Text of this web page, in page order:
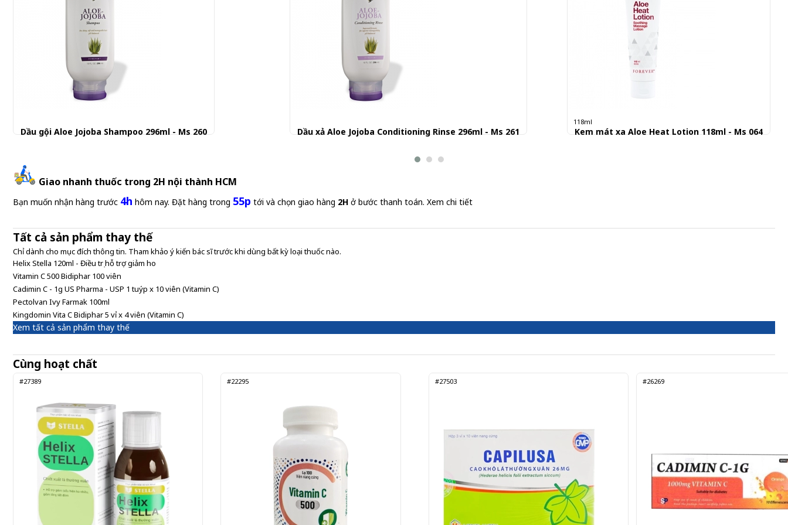
Dầu gội Aloe Jojoba Shampoo 296ml - Ms 260 Dầu xả Aloe Jojoba Conditioning Rinse 296ml - Ms 261
118ml
Kem mát xa Aloe Heat Lotion 118ml - Ms 064
Giao nhanh thuốc trong 2H nội thành HCM
Bạn muốn nhận hàng trước 4h hôm nay. Đặt hàng trong 55p tới và chọn giao hàng 2H ở bước thanh toán. Xem chi tiết
Tất cả sản phẩm thay thế
Chỉ dành cho mục đích thông tin. Tham khảo ý kiến bác sĩ trước khi dùng bất kỳ loại thuốc nào.
Helix Stella 120ml - Điều trị hỗ trợ giảm ho
Vitamin C 500 Bidiphar 100 viên
Cadimin C - 1g US Pharma - USP 1 tuýp x 10 viên (Vitamin C)
Pectolvan Ivy Farmak 100ml
Kingdomin Vita C Bidiphar 5 vỉ x 4 viên (Vitamin C)
Xem tất cả sản phẩm thay thế
Cùng hoạt chất
#27389 #22295 #27503 #26269